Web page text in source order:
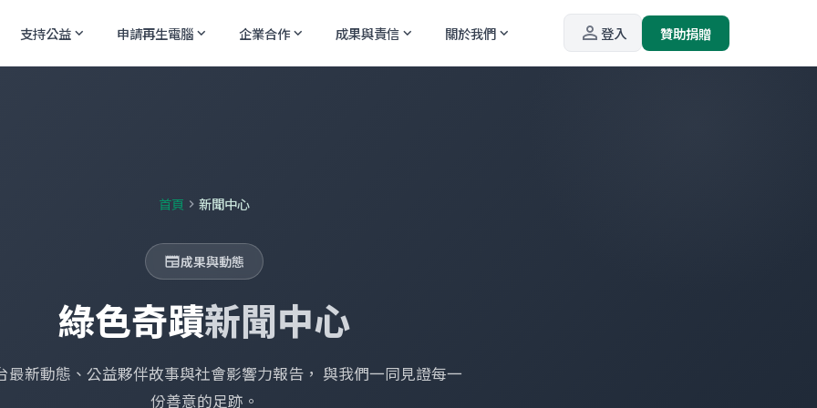
支持公益expand_more 申請再生電腦expand_more 企業合作expand_more 成果與責信expand_more 關於我們expand_more person_outline登入 贊助捐贈
首頁 chevron_right 新聞中心
newspaper成果與動態
綠色奇蹟新聞中心
最新動態、公益夥伴故事與社會影響力報告， 與我們一同見證每一
份善意的足跡。